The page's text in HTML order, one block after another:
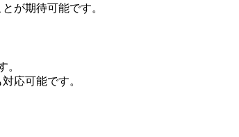
が期待可能です。
。
応可能です。